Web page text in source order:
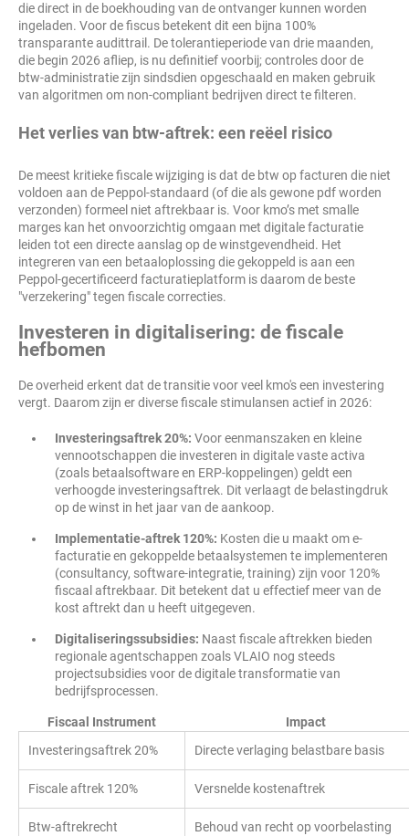
die direct in de boekhouding van de ontvanger kunnen worden
ingeladen. Voor de fiscus betekent dit een bijna 100%
transparante audittrail. De tolerantieperiode van drie maanden,
die begin 2026 afliep, is nu definitief voorbij; controles door de
btw-administratie zijn sindsdien opgeschaald en maken gebruik
van algoritmen om non-compliant bedrijven direct te filteren.
Het verlies van btw-aftrek: een reëel risico
De meest kritieke fiscale wijziging is dat de btw op facturen die niet
voldoen aan de Peppol-standaard (of die als gewone pdf worden
verzonden) formeel niet aftrekbaar is. Voor kmo’s met smalle
marges kan het onvoorzichtig omgaan met digitale facturatie
leiden tot een directe aanslag op de winstgevendheid. Het
integreren van een betaaloplossing die gekoppeld is aan een
Peppol-gecertificeerd facturatieplatform is daarom de beste
"verzekering" tegen fiscale correcties.
Investeren in digitalisering: de fiscale
hefbomen
De overheid erkent dat de transitie voor veel kmo's een investering
vergt. Daarom zijn er diverse fiscale stimulansen actief in 2026:
Investeringsaftrek 20%: Voor eenmanszaken en kleine
vennootschappen die investeren in digitale vaste activa
(zoals betaalsoftware en ERP-koppelingen) geldt een
verhoogde investeringsaftrek. Dit verlaagt de belastingdruk
op de winst in het jaar van de aankoop.
Implementatie-aftrek 120%: Kosten die u maakt om e-
facturatie en gekoppelde betaalsystemen te implementeren
(consultancy, software-integratie, training) zijn voor 120%
fiscaal aftrekbaar. Dit betekent dat u effectief meer van de
kost aftrekt dan u heeft uitgegeven.
Digitaliseringssubsidies: Naast fiscale aftrekken bieden
regionale agentschappen zoals VLAIO nog steeds
projectsubsidies voor de digitale transformatie van
bedrijfsprocessen.
Fiscaal Instrument
Impact
Investeringsaftrek 20%
Directe verlaging belastbare basis
Fiscale aftrek 120% Versnelde kostenaftrek
Btw-aftrekrecht Behoud van recht op voorbelasting